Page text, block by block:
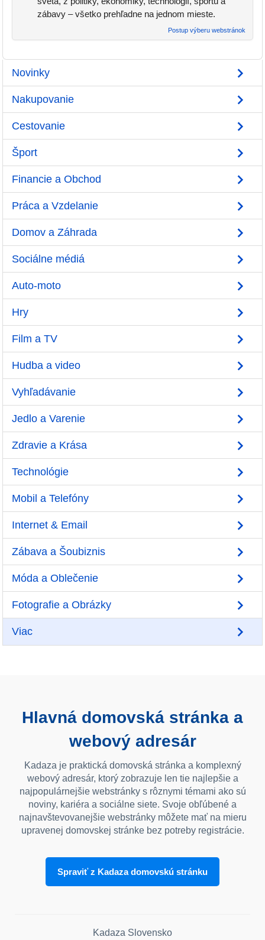
zábavy – všetko prehľadne na jednom mieste.
Postup výberu webstránok
Novinky
Nakupovanie
Cestovanie
Šport
Financie a Obchod
Práca a Vzdelanie
Domov a Záhrada
Sociálne médiá
Auto-moto
Hry
Film a TV
Hudba a video
Vyhľadávanie
Jedlo a Varenie
Zdravie a Krása
Technológie
Mobil a Telefóny
Internet & Email
Zábava a Šoubiznis
Móda a Oblečenie
Fotografie a Obrázky
Viac
Hlavná domovská stránka a
webový adresár
Kadaza je praktická domovská stránka a komplexný
webový adresár, ktorý zobrazuje len tie najlepšie a
najpopulárnejšie webstránky s rôznymi témami ako sú
noviny, kariéra a sociálne siete. Svoje obľúbené a
najnavštevovanejšie webstránky môžete mať na mieru
upravenej domovskej stránke bez potreby registrácie.
Spraviť z Kadaza domovskú stránku
Kadaza Slovensko